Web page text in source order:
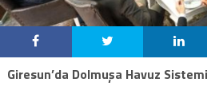
Giresun’da Dolmuşa Havuz